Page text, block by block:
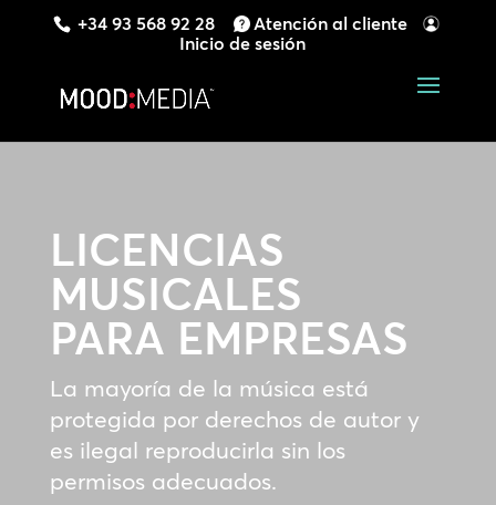
+34 93 568 92 28
Atención al cliente
Inicio de sesión
LICENCIAS
MUSICALES
PARA EMPRESAS
La mayoría de la música está
protegida por derechos de autor y
es ilegal reproducirla sin los
permisos adecuados.